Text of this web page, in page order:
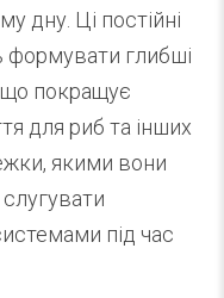
дну. Ці постійні
глибші
що покращує
для риб та інших
якими вони
під час